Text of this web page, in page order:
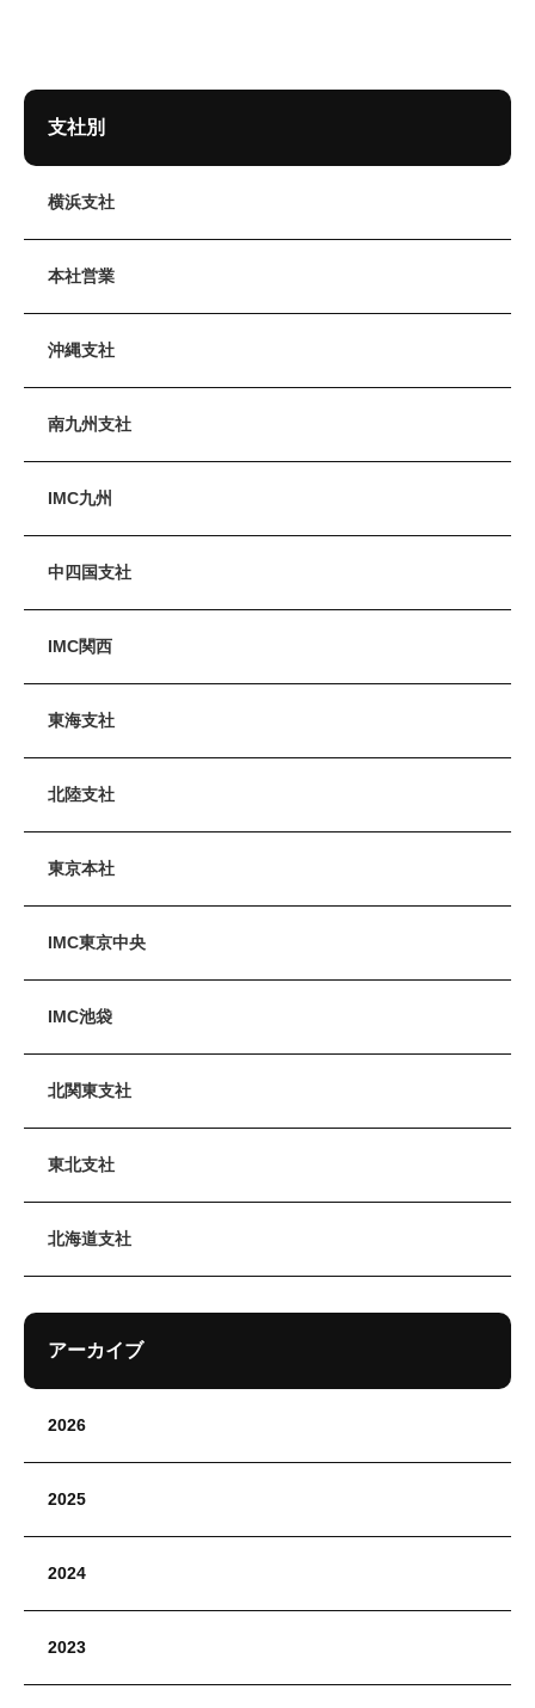
支社別
横浜支社
本社営業
沖縄支社
南九州支社
IMC九州
中四国支社
IMC関西
東海支社
北陸支社
東京本社
IMC東京中央
IMC池袋
北関東支社
東北支社
北海道支社
アーカイブ
2026
2025
2024
2023